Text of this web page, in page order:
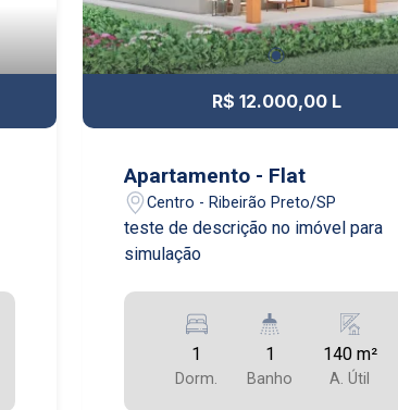
R$ 12.000,00 L
Apartamento - Flat
Centro - Ribeirão Preto/SP
teste de descrição no imóvel para
simulação
1
Dorm.
1
Banho
140 m²
A. Útil